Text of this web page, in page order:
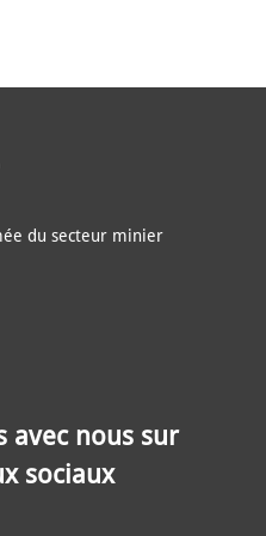
du secteur minier
avec nous sur
sociaux